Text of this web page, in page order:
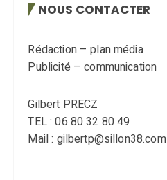
NOUS CONTACTER
Rédaction – plan média
Publicité – communication
Gilbert PRECZ
TEL : 06 80 32 80 49
Mail : gilbertp@sillon38.com